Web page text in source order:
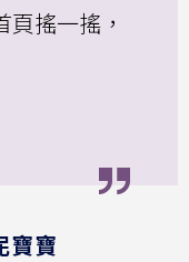
頁搖一搖，
寶